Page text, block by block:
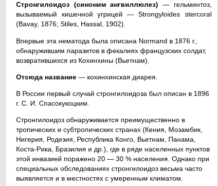
Стронгилоидоз (синоним ангвиллюлез)— гельминтоз,
вызываемый кишечной угрицей — Strongyloides stercoral
(Bavay, 1876; Stiles, Hassal, 1902).
Впервые эта нематода была описана Normand в 1876 г.,
обнаружившим паразитов в фекалиях французских солдат,
возвратившихся из Кохинхины (Вьетнам).
Отсюда название— кохинхинская диарея.
В России первый случай стронгилоидоза был описан в 1896
г. С. И. Спасокукоцким.
Стронгилоидоз обнаруживается преимущественно в
тропических и субтропических странах (Кения, Мозамбик,
Нигерия, Родезия, Республика Конго, Вьетнам, Панама,
Коста-Рика, Бразилия и др.), где в ряде населенных пунктов
этой инвазией поражено 20 — 30 % населения. Однако при
специальных обследованиях стронгилоидоз весьма часто
выявляется и в местностях с умеренным климатом.